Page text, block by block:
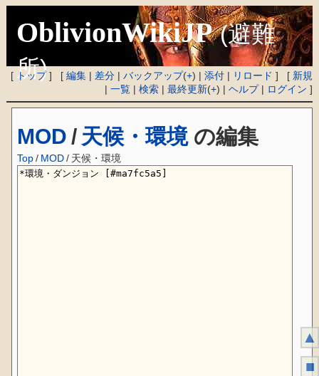
OblivionWikiJP (避難
所)
[ トップ] [編集 | 差分 |バックアップ(+) |添付 | リロード ] [ 新規
|一覧 |検索 |最終更新(+) |ヘルプ| ログイン ]
MOD / 天候・環境の編集
Top / MOD/ 天候・環境
▲
■